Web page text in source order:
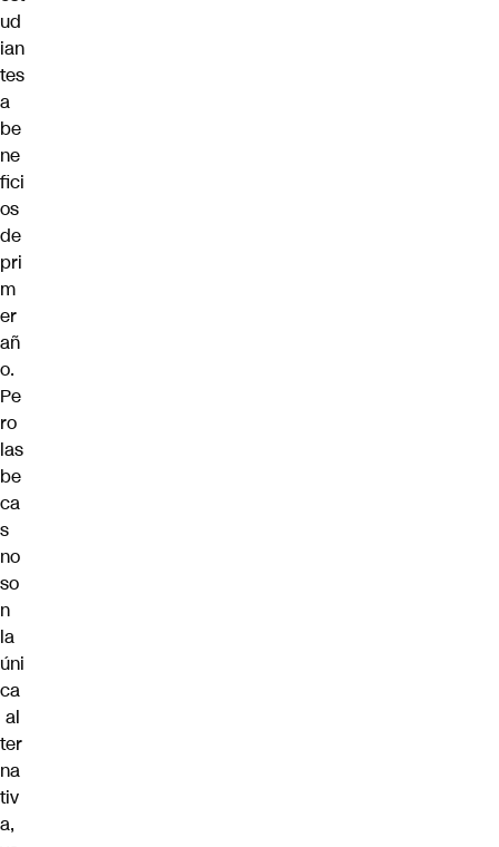
ud
ian
tes
a
be
ne
fici
os
de
pri
m
er
añ
o.
Pe
ro
las
be
ca
s
no
so
n
la
úni
ca
al
ter
na
tiv
a,